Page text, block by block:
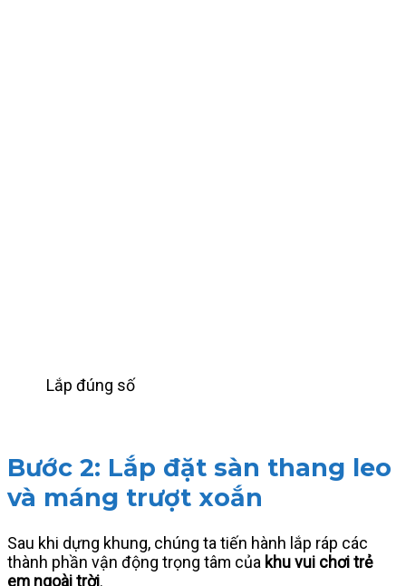
Lắp đúng số
Bước 2: Lắp đặt sàn thang leo
và máng trượt xoắn
Sau khi dựng khung, chúng ta tiến hành lắp ráp các
thành phần vận động trọng tâm của khu vui chơi trẻ
em ngoài trời.